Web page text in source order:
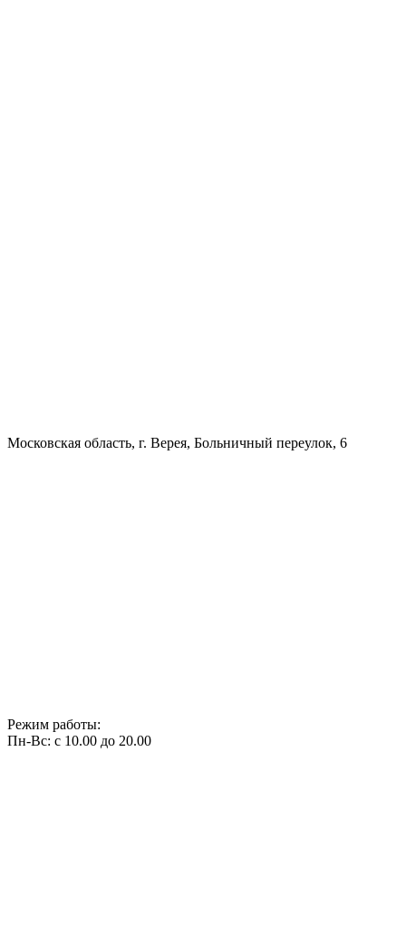
Московская область, г. Верея, Больничный переулок, 6
Режим работы:
Пн-Вс: с 10.00 до 20.00